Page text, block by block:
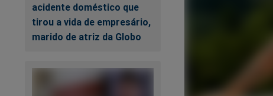
acidente doméstico que
tirou a vida de empresário,
marido de atriz da Globo